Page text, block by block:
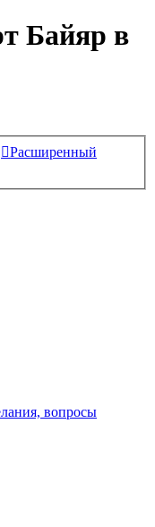
Байяр в
Расширенный
вопросы